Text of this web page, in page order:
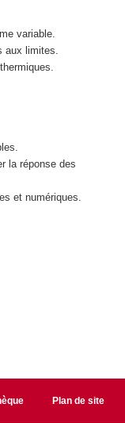
variable.
aux limites.
la réponse des
et numériques.
Plan de site